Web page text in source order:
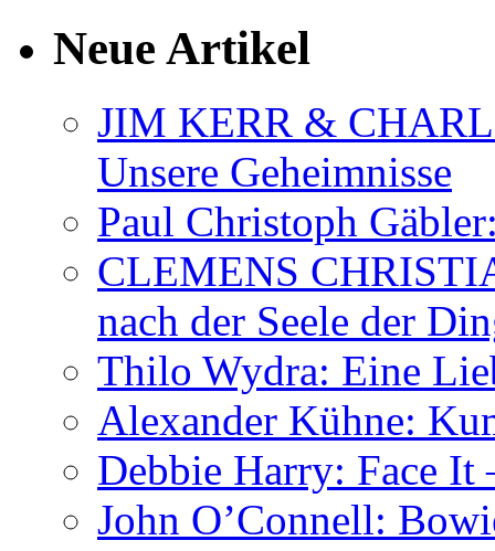
Neue Artikel
JIM KERR &
Unsere Geheimnisse
Paul Christoph
CLEMENS
nach der Seele der
Thilo Wydra: Eine
Alexander Kühne:
Debbie Harry: Face
John O’Connell: